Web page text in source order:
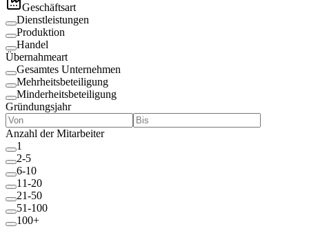
Geschäftsart
Dienstleistungen
Produktion
Handel
Übernahmeart
Gesamtes Unternehmen
Mehrheitsbeteiligung
Minderheitsbeteiligung
Gründungsjahr
Anzahl der Mitarbeiter
1
2-5
6-10
11-20
21-50
51-100
100+